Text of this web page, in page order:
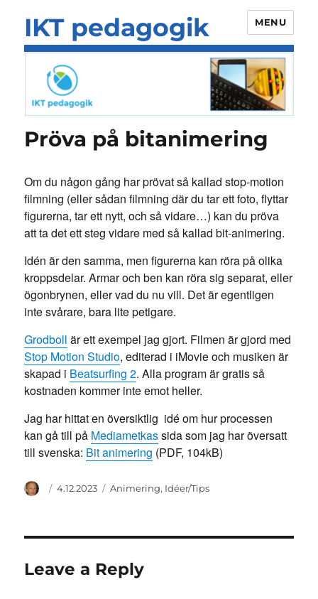
IKT pedagogik MENU
Pröva på bitanimering
Om du någon gång har prövat så kallad stop-motion
filmning (eller sådan filmning där du tar ett foto, flyttar
figurerna, tar ett nytt, och så vidare…) kan du pröva
att ta det ett steg vidare med så kallad bit-animering.
Idén är den samma, men figurerna kan röra på olika
kroppsdelar. Armar och ben kan röra sig separat, eller
ögonbrynen, eller vad du nu vill. Det är egentligen
inte svårare, bara lite petigare.
Grodboll är ett exempel jag gjort. Filmen är gjord med
Stop Motion Studio, editerad i iMovie och musiken är
skapad i Beatsurfing 2. Alla program är gratis så
kostnaden kommer inte emot heller.
Jag har hittat en översiktlig idé om hur processen
kan gå till på Mediametkassida som jag har översatt
till svenska: Bit animering (PDF, 104kB)
Author
Posted
4.12.2023 Categories
Animering, Idéer/Tips
Leave a Reply